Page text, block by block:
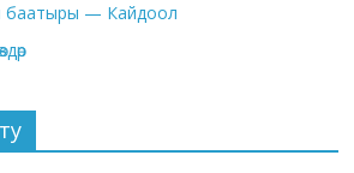
баатыры — Кайдоол